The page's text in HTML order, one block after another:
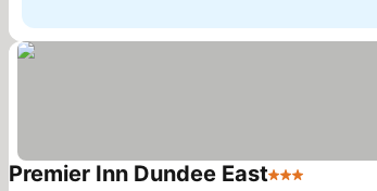
Premier Inn Dundee East3 Estrelas